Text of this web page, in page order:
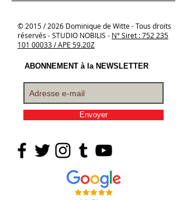
© 2015 / 2026 Dominique de Witte - Tous droits
réservés - STUDIO NOBILIS - N°Siret : 752 235
101 00033 / APE 59.20Z
ABONNEMENT à la NEWSLETTER
Envoyer